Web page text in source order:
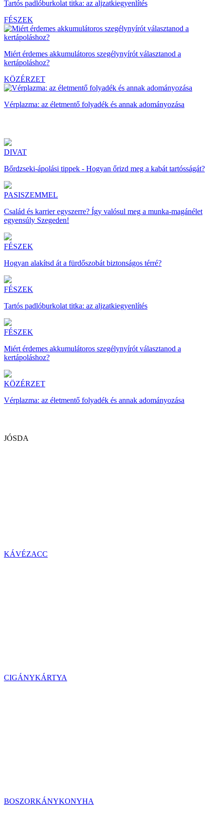
Tartós padlóburkolat titka: az aljzatkiegyenlítés
FÉSZEK
Miért érdemes akkumulátoros szegélynyírót választanod a
kertápoláshoz?
KÖZÉRZET
Vérplazma: az életmentő folyadék és annak adományozása
DIVAT
Bőrdzseki-ápolási tippek - Hogyan őrizd meg a kabát tartósságát?
PASISZEMMEL
Család és karrier egyszerre? Így valósul meg a munka-magánélet
egyensúly Szegeden!
FÉSZEK
Hogyan alakítsd át a fürdőszobát biztonságos térré?
FÉSZEK
Tartós padlóburkolat titka: az aljzatkiegyenlítés
FÉSZEK
Miért érdemes akkumulátoros szegélynyírót választanod a
kertápoláshoz?
KÖZÉRZET
Vérplazma: az életmentő folyadék és annak adományozása
JÓSDA
KÁVÉZACC
CIGÁNYKÁRTYA
BOSZORKÁNYKONYHA